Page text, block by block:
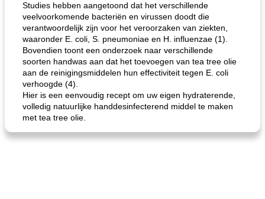
gemakkelijke rijst en hamburger een gerecht diner
Studies hebben aangetoond dat het verschillende
veelvoorkomende bacteriën en virussen doodt die
verantwoordelijk zijn voor het veroorzaken van ziekten,
waaronder E. coli, S. pneumoniae en H. influenzae (1).
Bovendien toont een onderzoek naar verschillende
soorten handwas aan dat het toevoegen van tea tree olie
aan de reinigingsmiddelen hun effectiviteit tegen E. coli
verhoogde (4).
Hier is een eenvoudig recept om uw eigen hydraterende,
volledig natuurlijke handdesinfecterend middel te maken
met tea tree olie.